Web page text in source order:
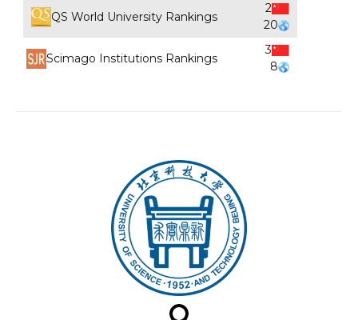
QS World University Rankings
2
20
Scimago Institutions Rankings
3
8